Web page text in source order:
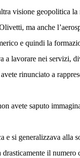
visione geopolitica
ma anche
e quindi la
a lavorare nei servizi,
rinunciato a
avete saputo
si generalizzava alla
il numero